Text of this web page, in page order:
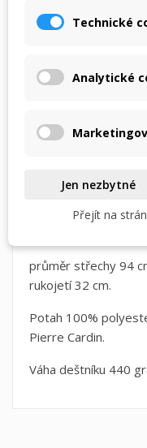
Pánský
průměr střechy 94
rukojetí 32 cm.
Potah 100%
Pierre Cardin.
Váha deštníku 440
add_circle_outline Vytvořit nový
Technické
Analytické
Jen nezbytné
Přejít na